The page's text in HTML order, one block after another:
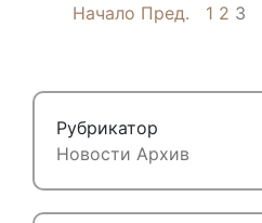
Начало Пред. 1 2 3
Рубрикатор
Новости Архив